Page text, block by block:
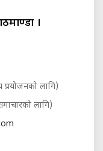
।
प्रयोजनको लागि)
लागि)